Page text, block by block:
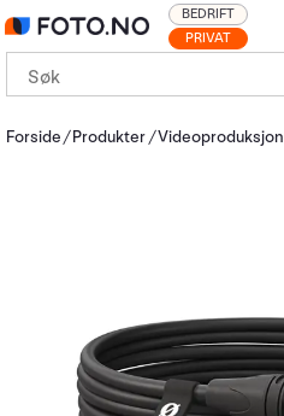
PRIVAT
BEDRIFT
Forside Produkter Videoproduksjon